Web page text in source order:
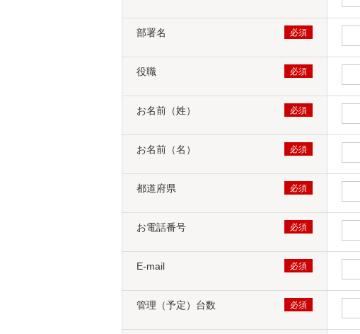
部署名
役職
お名前（姓）
お名前（名）
都道府県
お電話番号
E-mail
管理（予定）台数